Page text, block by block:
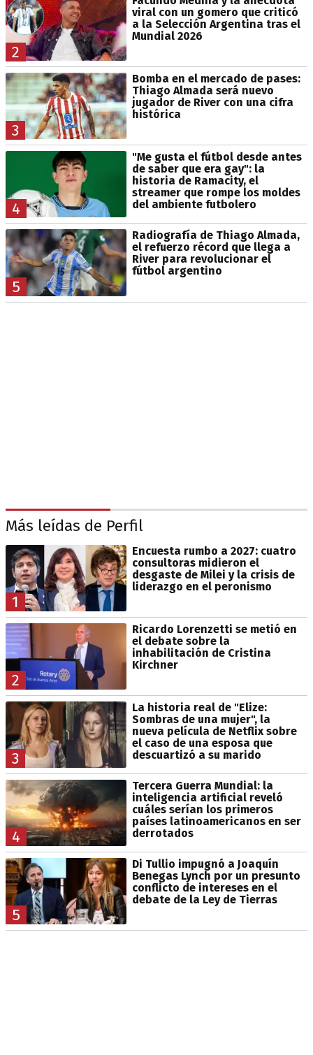
2
viral con un gomero que criticó
a la Selección Argentina tras el
Mundial 2026
3
Bomba en el mercado de pases:
Thiago Almada será nuevo
jugador de River con una cifra
histórica
4
"Me gusta el fútbol desde antes
de saber que era gay": la
historia de Ramacity, el
streamer que rompe los moldes
del ambiente futbolero
5
Radiografía de Thiago Almada,
el refuerzo récord que llega a
River para revolucionar el
fútbol argentino
Más leídas de Perfil
1
Encuesta rumbo a 2027: cuatro
consultoras midieron el
desgaste de Milei y la crisis de
liderazgo en el peronismo
2
Ricardo Lorenzetti se metió en
el debate sobre la
inhabilitación de Cristina
Kirchner
3
La historia real de "Elize:
Sombras de una mujer", la
nueva película de Netflix sobre
el caso de una esposa que
descuartizó a su marido
4
Tercera Guerra Mundial: la
inteligencia artificial reveló
cuáles serían los primeros
países latinoamericanos en ser
derrotados
5
Di Tullio impugnó a Joaquín
Benegas Lynch por un presunto
conflicto de intereses en el
debate de la Ley de Tierras